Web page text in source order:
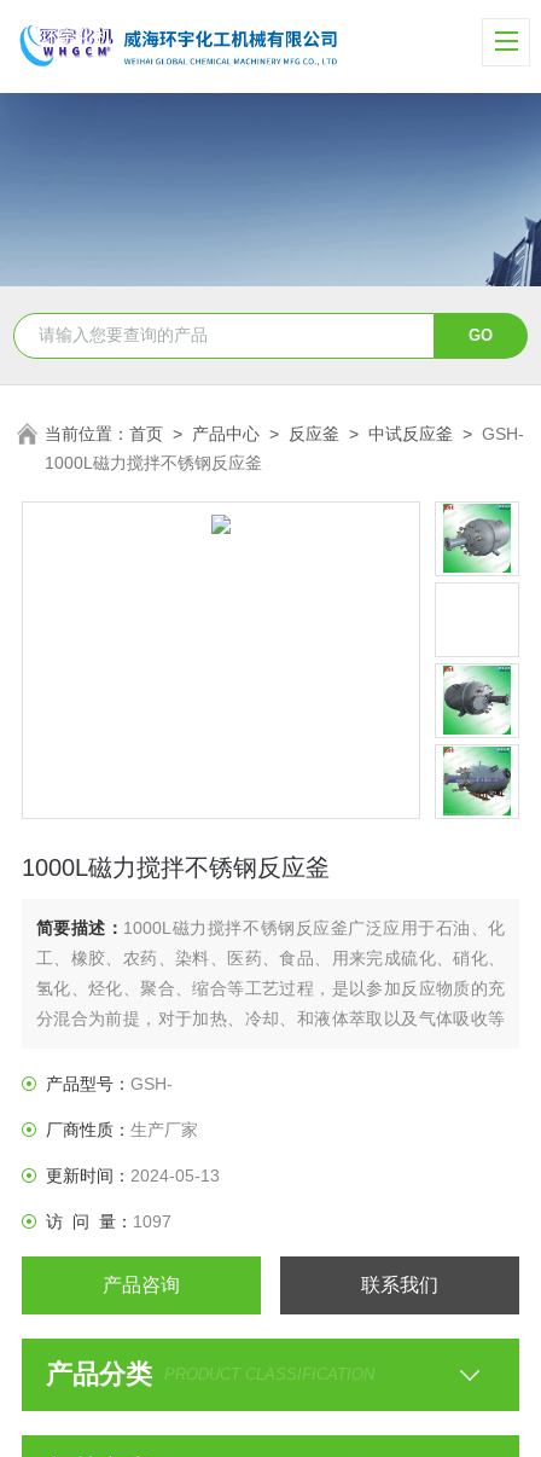
当前位置：首页 > 产品中心 > 反应釜 >中试反应釜 >GSH-
1000L磁力搅拌不锈钢反应釜
1000L磁力搅拌不锈钢反应釜
简要描述： 1000L磁力搅拌不锈钢反应釜广泛应用于石油、化
工、橡胶、农药、染料、医药、食品、用来完成硫化、硝化、
氢化、烃化、聚合、缩合等工艺过程，是以参加反应物质的充
分混合为前提，对于加热、冷却、和液体萃取以及气体吸收等
工，制药等行业理想的所需设备。
产品型号： GSH-
厂商性质： 生产厂家
更新时间： 2024-05-13
访 问 量： 1097
产品咨询 联系我们
产品分类 PRODUCT CLASSIFICATION